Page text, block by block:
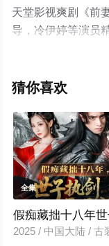
天堂影视爽剧《前
导，冷伊婷等演员
揭晓（全75集），
情信息可移步至豆
猜你喜欢
全集
假痴藏拙十八年
2025 / 中国大陆 / 古